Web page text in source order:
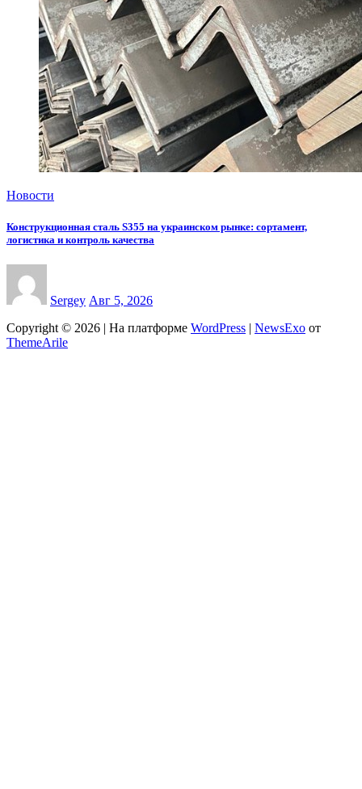
Новости
Конструкционная сталь S355 на украинском рынке: сортамент,
логистика и контроль качества
Sergey Авг 5, 2026
Copyright © 2026 | На платформе WordPress NewsExo от
ThemeArile